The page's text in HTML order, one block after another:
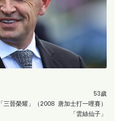
53歲
「三晉榮耀」（2008 唐加士打一哩賽）
「雲絲仙子」